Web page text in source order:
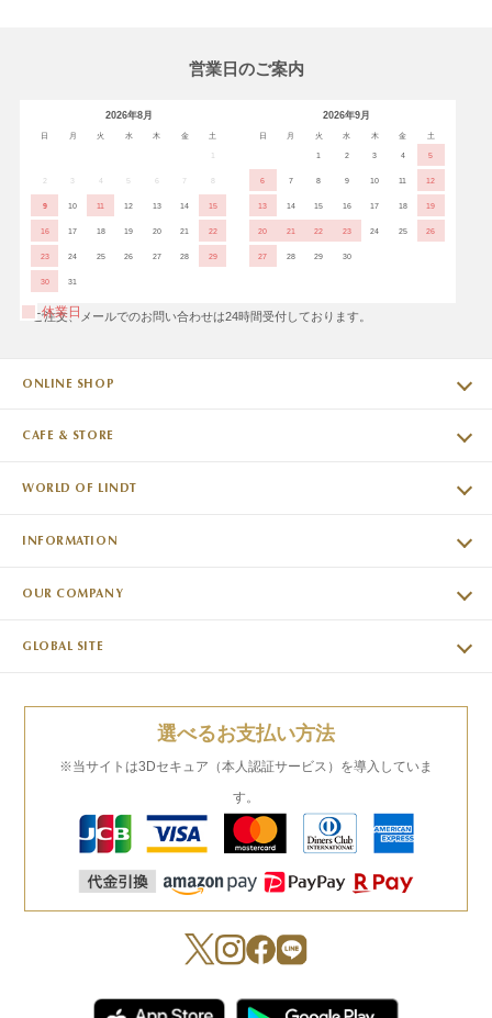
営業日のご案内
2026年8月
日 月 火 水 木 金 土
2 3 5 6 8
9 10 11 12 13 14 15
16 17 18 19 20 21 22
23 24 25 26 27 28 29
30 31
2026年9月
日 月 火 水 木 金 土
1 2 3 4 5
6 7 8 9 10 11 12
13 14 15 16 17 18 19
20 21 22 23 24 25 26
27 28 29 30
休業日
※ご注文、メールでのお問い合わせは24時間受付しております。
ONLINE SHOP
CAFE & STORE
WORLD OF LINDT
INFORMATION
OUR COMPANY
GLOBAL SITE
選べるお支払い方法
※当サイトは3Dセキュア（本人認証サービス）を導入していま
す。